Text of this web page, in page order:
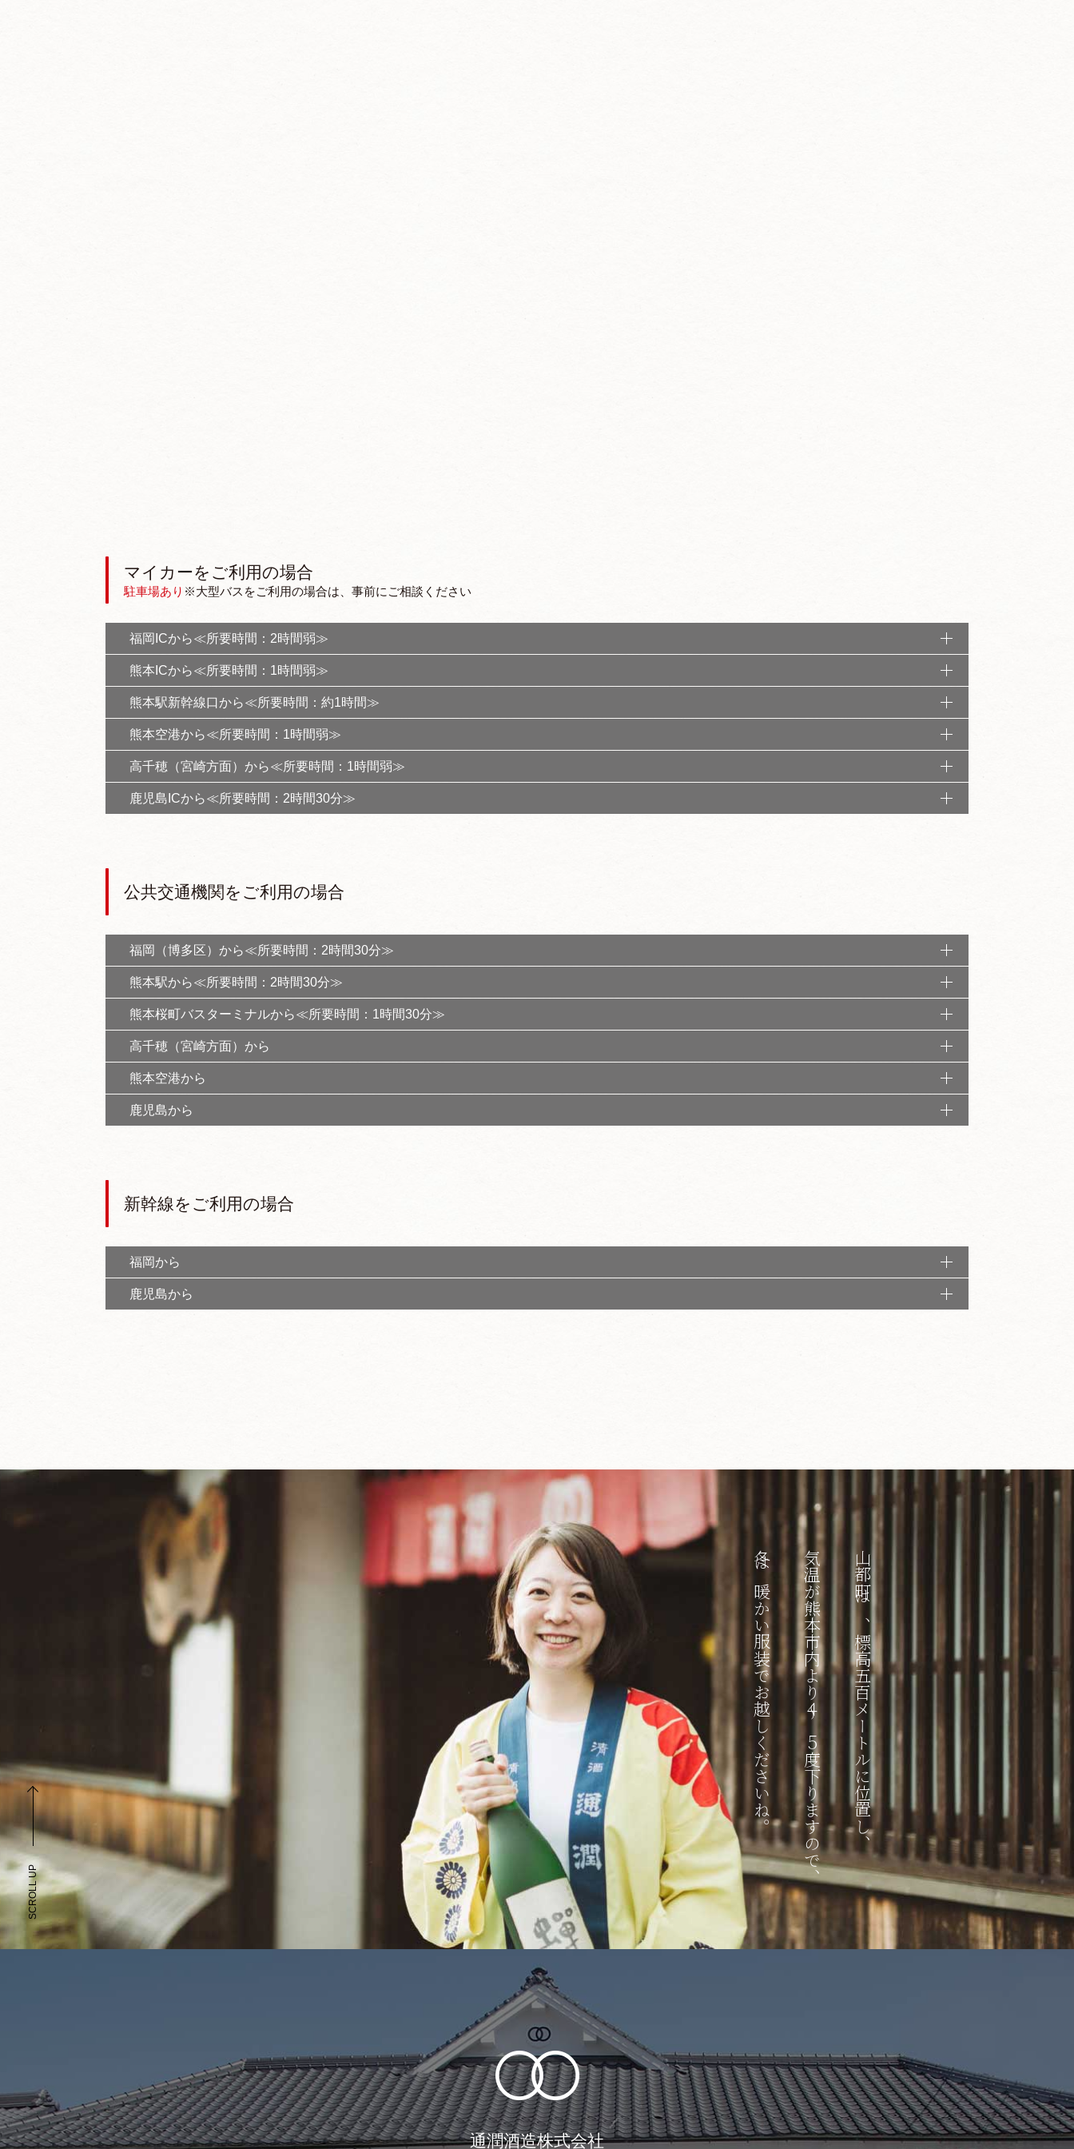
マイカーをご利用の場合
駐車場あり ※大型バスをご利用の場合は、事前にご相談ください
福岡ICから≪所要時間：2時間弱≫
熊本ICから≪所要時間：1時間弱≫
熊本駅新幹線口から≪所要時間：約1時間≫
熊本空港から≪所要時間：1時間弱≫
高千穂（宮崎方面）から≪所要時間：1時間弱≫
鹿児島ICから≪所要時間：2時間30分≫
公共交通機関をご利用の場合
福岡（博多区）から≪所要時間：2時間30分≫
熊本駅から≪所要時間：2時間30分≫
熊本桜町バスターミナルから≪所要時間：1時間30分≫
高千穂（宮崎方面）から
熊本空港から
鹿児島から
新幹線をご利用の場合
福岡から
鹿児島から
山都町は、標高五百メートルに位置し、
気温が熊本市内より４〜５度下りますので、
冬は暖かい服装でお越しくださいね。
SCROLL UP
通潤酒造株式会社